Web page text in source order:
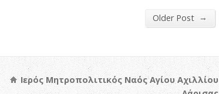
Older Post →
Ιερός Μητροπολιτικός Ναός Αγίου Αχιλλίου